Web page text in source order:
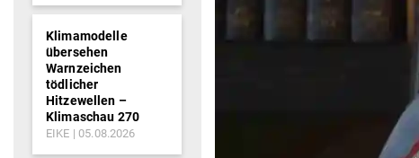
Klimamodelle
übersehen
Warnzeichen
tödlicher
Hitzewellen –
Klimaschau 270
EIKE 05.08.2026